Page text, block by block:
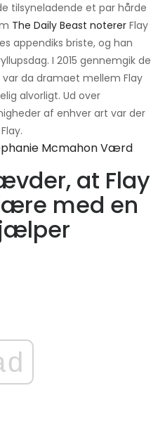
tilsyneladende et par hårde
The Daily Beast noterer Flay
appendiks briste, og han
I 2015 gennemgik de
da dramaet mellem Flay
alvorligt. Ud over
af enhver art var der
Mcmahon Værd
at Flay
med en